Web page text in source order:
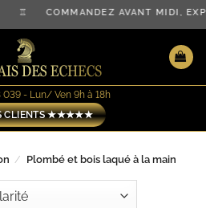
! ♖ COMMANDEZ AVANT MIDI,
039 - Lun/ Ven 9h à 18h
CLIENTS ★★★★★
/ Plombé et bois laqué à la main